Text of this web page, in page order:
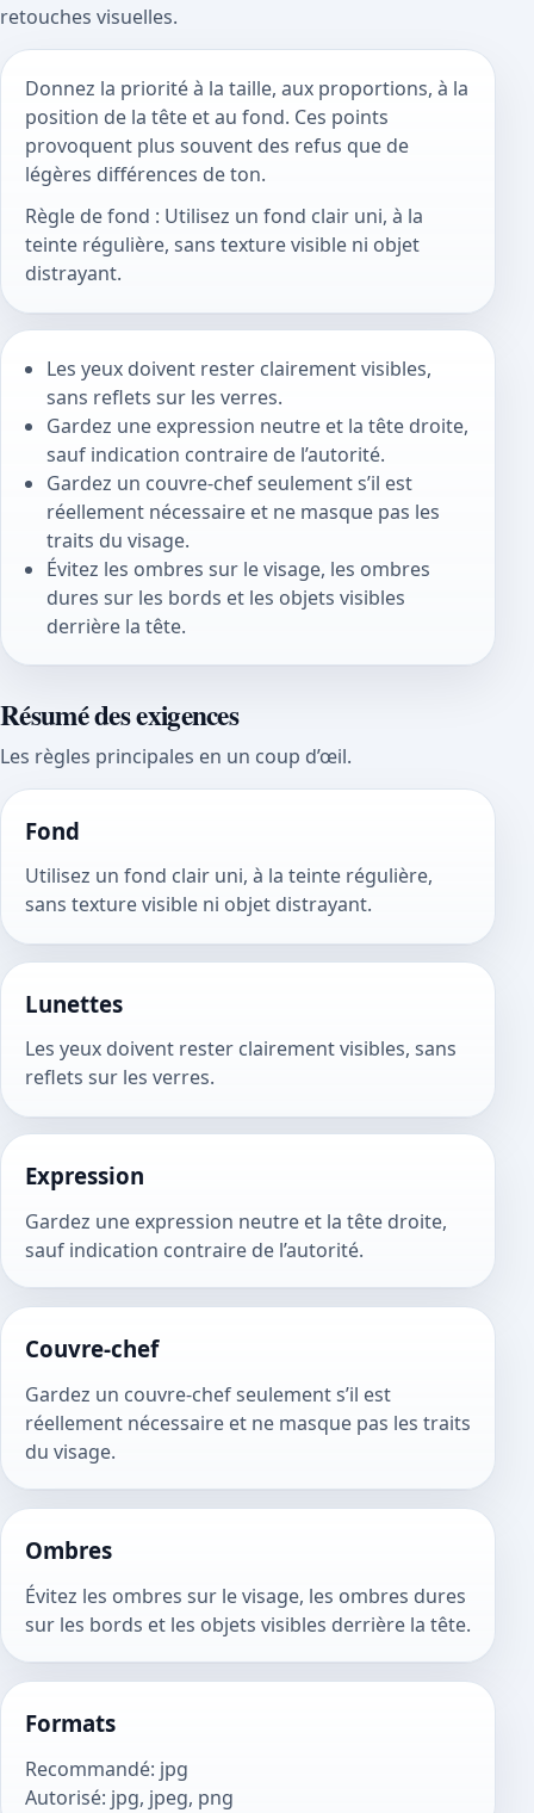
retouches visuelles.
Donnez la priorité à la taille, aux proportions, à la
position de la tête et au fond. Ces points
provoquent plus souvent des refus que de
légères différences de ton.
Règle de fond : Utilisez un fond clair uni, à la
teinte régulière, sans texture visible ni objet
distrayant.
Les yeux doivent rester clairement visibles,
sans reflets sur les verres.
Gardez une expression neutre et la tête droite,
sauf indication contraire de l’autorité.
Gardez un couvre-chef seulement s’il est
réellement nécessaire et ne masque pas les
traits du visage.
Évitez les ombres sur le visage, les ombres
dures sur les bords et les objets visibles
derrière la tête.
Résumé des exigences
Les règles principales en un coup d’œil.
Fond
Utilisez un fond clair uni, à la teinte régulière,
sans texture visible ni objet distrayant.
Lunettes
Les yeux doivent rester clairement visibles, sans
reflets sur les verres.
Expression
Gardez une expression neutre et la tête droite,
sauf indication contraire de l’autorité.
Couvre-chef
Gardez un couvre-chef seulement s’il est
réellement nécessaire et ne masque pas les traits
du visage.
Ombres
Évitez les ombres sur le visage, les ombres dures
sur les bords et les objets visibles derrière la tête.
Formats
Recommandé: jpg
Autorisé: jpg, jpeg, png